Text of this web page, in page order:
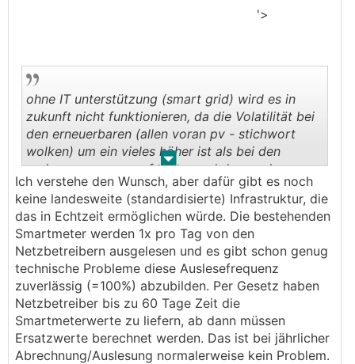
'>
. .
ohne IT unterstützung (smart grid) wird es in
zukunft nicht funktionieren, da die Volatilität bei
den erneuerbaren (allen voran pv - stichwort
wolken) um ein vieles höher ist als bei den
anderen erzeugungsformen und demnach
schwierig zum prognostizieren
Ich verstehe den Wunsch, aber dafür gibt es noch
keine landesweite (standardisierte) Infrastruktur, die
das in Echtzeit ermöglichen würde. Die bestehenden
Smartmeter werden 1x pro Tag von den
Netzbetreibern ausgelesen und es gibt schon genug
technische Probleme diese Auslesefrequenz
zuverlässig (=100%) abzubilden. Per Gesetz haben
Netzbetreiber bis zu 60 Tage Zeit die
Smartmeterwerte zu liefern, ab dann müssen
Ersatzwerte berechnet werden. Das ist bei jährlicher
Abrechnung/Auslesung normalerweise kein Problem.